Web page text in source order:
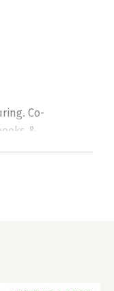
Co-
&
Producer